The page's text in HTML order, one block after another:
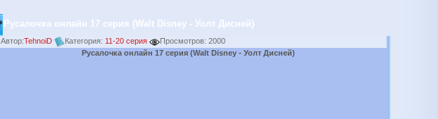
Русалочка онлайн 17 серия (Walt Disney - Уолт Дисней)
Автор:TehnoiD Категория: 11-20 серия
Просмотров: 2000
Русалочка онлайн 17 серия (Walt Disney - Уолт Дисней)